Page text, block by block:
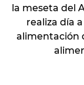
la meseta del
realiza día
alimentación